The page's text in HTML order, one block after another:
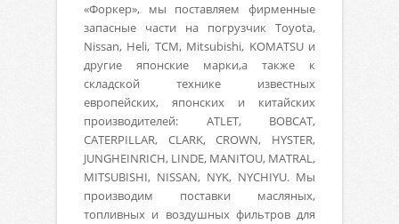
«Форкер», мы поставляем фирменные
запасные части на погрузчик Toyota,
Nissan, Heli, TCM, Mitsubishi, KOMATSU и
другие японские марки,а также к
складской технике известных
европейских, японских и китайских
производителей: ATLET, BOBCAT,
CATERPILLAR, CLARK, CROWN, HYSTER,
JUNGHEINRICH, LINDE, MANITOU, MATRAL,
MITSUBISHI, NISSAN, NYK, NYCHIYU. Мы
производим поставки масляных,
топливных и воздушных фильтров для